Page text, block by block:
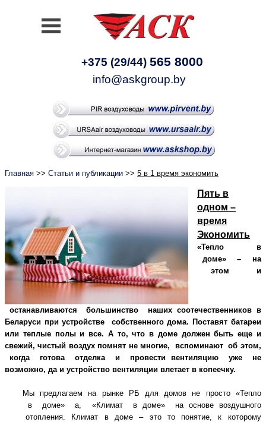
+375 (29/44) 565 8000
info@askgroup.by
Главная >> Статьи и публикации >> 5 в 1 время экономить
Пять в
одном –
время
Экономить
«Тепло в
доме» – на
этом и
останавливаются большинство наших соотечественников в
Беларуси при устройстве собственного дома. Поставят батареи
или теплые полы и все. А то, что в доме должен быть еще и
свежий, чистый воздух помнят не многие, вспоминают об этом,
когда готова отделка и провести вентиляцию уже не
возможно, да и устройство вентиляции влетает в копеечку.
Мы предлагаем на рынке РБ для домов не просто «Тепло
в доме» а, «Климат в доме» на основе воздушного
отопления. Климат в доме – это то понятие, к которому